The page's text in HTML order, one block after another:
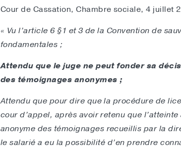
Cour de Cassation, Chambre sociale, 4 juillet
« Vu l’article 6 §1 et 3 de la Convention de
fondamentales ;
Attendu que le juge ne peut fonder sa
des témoignages anonymes ;
Attendu que pour dire que la procédure de
cour d’appel, après avoir retenu que
anonyme des témoignages recueillis par la
le salarié a eu la possibilité d’en prendre